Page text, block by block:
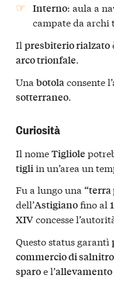
Interno: aula a
campate da archi
Il presbiterio rialzato
arco trionfale.
Una botolaconsente
sotterraneo.
Curiosità
Il nomeTigliole
tigliin un’area un
Fu a lungo una “terra
dell’Astigianofino al
XIVconcesse
Questo status garantì
commercio di salnitro
sparoe l’allevamento